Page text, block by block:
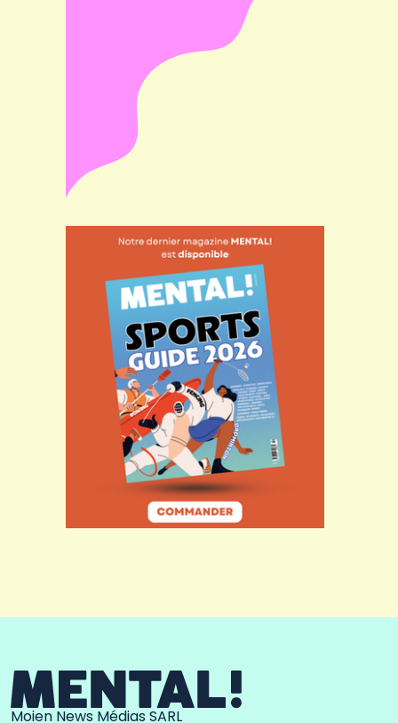
Moien News Médias SARL